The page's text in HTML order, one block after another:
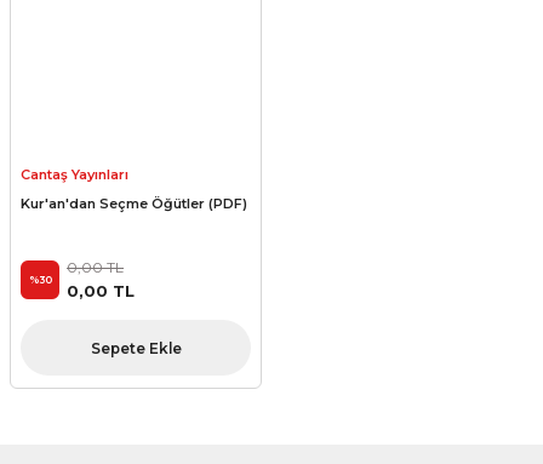
Cantaş Yayınları
Kur'an'dan Seçme Öğütler (PDF)
%30
0,00 TL
0,00 TL
Sepete Ekle